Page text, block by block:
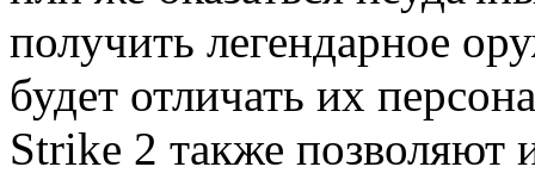
получить легендарное
будет отличать их
Strike 2 также позволяют